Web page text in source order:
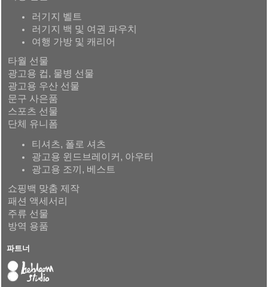
러기지 벨트
러기지 백 및 여권 파우치
여행 가방 및 캐리어
타월 선물
광고용 컵, 물병 선물
광고용 우산 선물
문구 사은품
스포츠 선물
단체 유니폼
티셔츠, 폴로 셔츠
광고용 윈드브레이커, 아우터
광고용 조끼, 베스트
쇼핑백 맞춤 제작
패션 액세서리
주류 선물
방역 용품
파트너